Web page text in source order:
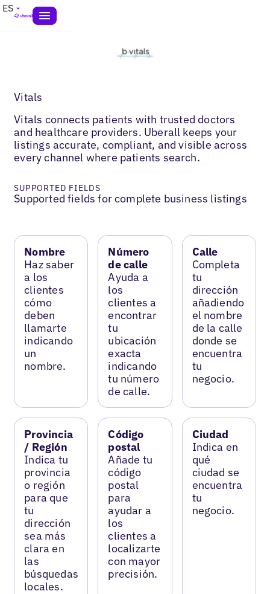
ES
Vitals
Vitals connects patients with trusted doctors
and healthcare providers. Uberall keeps your
listings accurate, compliant, and visible across
every channel where patients search.
SUPPORTED FIELDS
Supported fields for complete business listings
Nombre
Haz saber
a los
clientes
cómo
deben
llamarte
indicando
un
nombre.
Número
de calle
Ayuda a
los
clientes a
encontrar
tu
ubicación
exacta
indicando
tu número
de calle.
Calle
Completa
tu
dirección
añadiendo
el nombre
de la calle
donde se
encuentra
tu
negocio.
Provincia
/ Región
Indica tu
provincia
o región
para que
tu
dirección
sea más
clara en
las
búsquedas
locales.
Código
postal
Añade tu
código
postal
para
ayudar a
los
clientes a
localizarte
con mayor
precisión.
Ciudad
Indica en
qué
ciudad se
encuentra
tu
negocio.